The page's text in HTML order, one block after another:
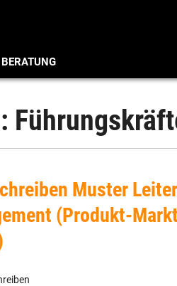
BERATUNG
Muster Leiter
(Produkt-